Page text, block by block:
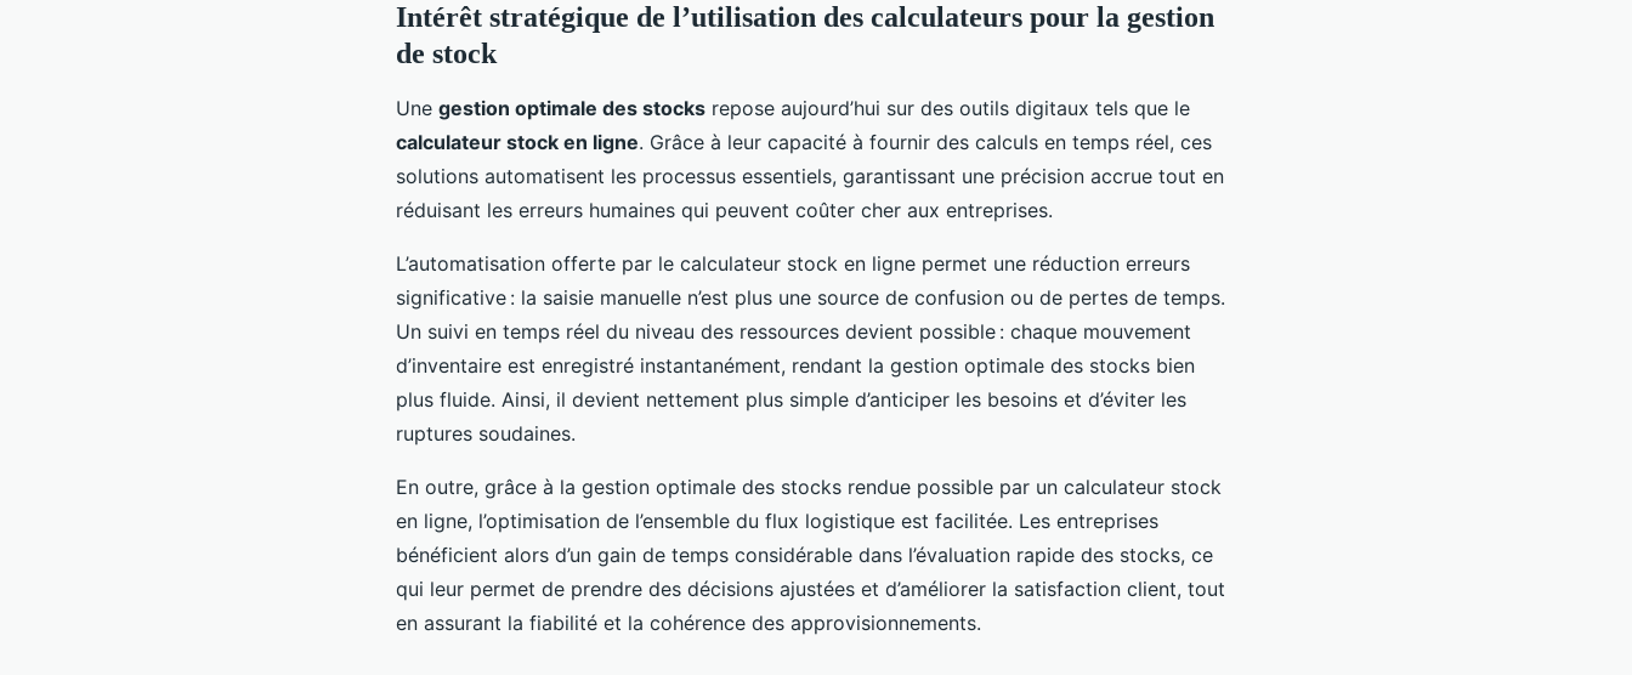
Intérêt stratégique de l’utilisation des calculateurs pour la gestion
de stock
Une gestion optimale des stocks repose aujourd’hui sur des outils digitaux tels que le
calculateur stock en ligne. Grâce à leur capacité à fournir des calculs en temps réel, ces
solutions automatisent les processus essentiels, garantissant une précision accrue tout en
réduisant les erreurs humaines qui peuvent coûter cher aux entreprises.
L’automatisation offerte par le calculateur stock en ligne permet une réduction erreurs
significative : la saisie manuelle n’est plus une source de confusion ou de pertes de temps.
Un suivi en temps réel du niveau des ressources devient possible : chaque mouvement
d’inventaire est enregistré instantanément, rendant la gestion optimale des stocks bien
plus fluide. Ainsi, il devient nettement plus simple d’anticiper les besoins et d’éviter les
ruptures soudaines.
En outre, grâce à la gestion optimale des stocks rendue possible par un calculateur stock
en ligne, l’optimisation de l’ensemble du flux logistique est facilitée. Les entreprises
bénéficient alors d’un gain de temps considérable dans l’évaluation rapide des stocks, ce
qui leur permet de prendre des décisions ajustées et d’améliorer la satisfaction client, tout
en assurant la fiabilité et la cohérence des approvisionnements.